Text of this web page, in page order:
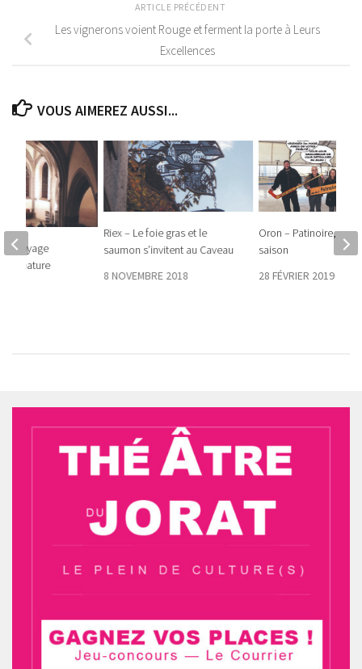
ARTICLE PRÉCÉDENT
Les vignerons voient Rouge et ferment la porte à Leurs
Excellences
VOUS AIMEREZ AUSSI...
Riex – Le foie gras et le
saumon s’invitent au Caveau
8 NOVEMBRE 2018
Oron – Patinoire, fin
saison
28 FÉVRIER 2019
– Voyage
la nature